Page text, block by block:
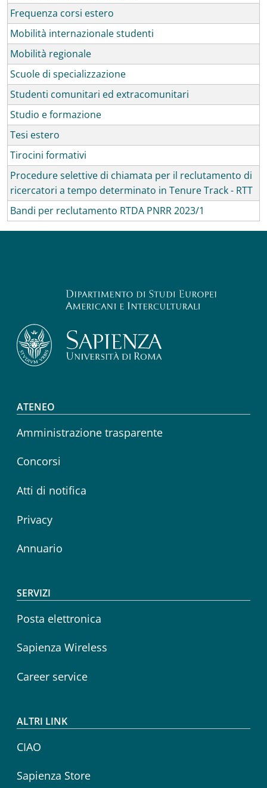
Frequenza corsi estero
Mobilità internazionale studenti
Mobilità regionale
Scuole di specializzazione
Studenti comunitari ed extracomunitari
Studio e formazione
Tesi estero
Tirocini formativi
Procedure selettive di chiamata per il reclutamento di
ricercatori a tempo determinato in Tenure Track - RTT
Bandi per reclutamento RTDA PNRR 2023/1
Footer menu
ATENEO
Amministrazione trasparente
Concorsi
Atti di notifica
Privacy
Annuario
SERVIZI
Posta elettronica
Sapienza Wireless
Career service
ALTRI LINK
CIAO
Sapienza Store